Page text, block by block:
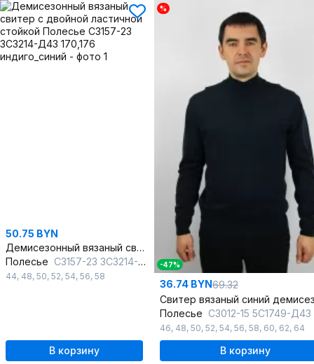
50.75 BYN
Демисезонный вязаный свитер с двойной ластичной стойкой
Полесье С3157-23 3С3214-Д43 170,176 индиго_синий
44, 48, 50, 52, 54, 56, 58
В корзину
%
-47%
36.74 BYN69.32
Полесье С3012-15 5С1749-Д43 182,188
46, 48, 50, 52, 54, 56, 58, 60, 62, 64
В корзину